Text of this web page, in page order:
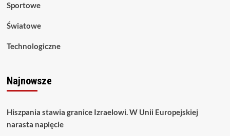
Sportowe
Światowe
Technologiczne
Najnowsze
Hiszpania stawia granice Izraelowi. W Unii Europejskiej
narasta napięcie